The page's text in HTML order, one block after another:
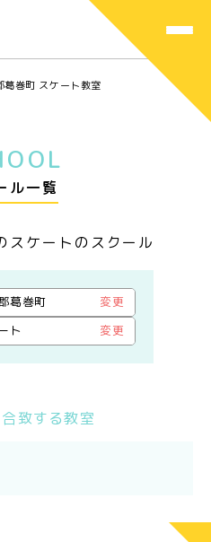
葛巻町 スケート教室
ル一覧
スケートのスクール
葛巻町
変更
ト 変更
致する教室